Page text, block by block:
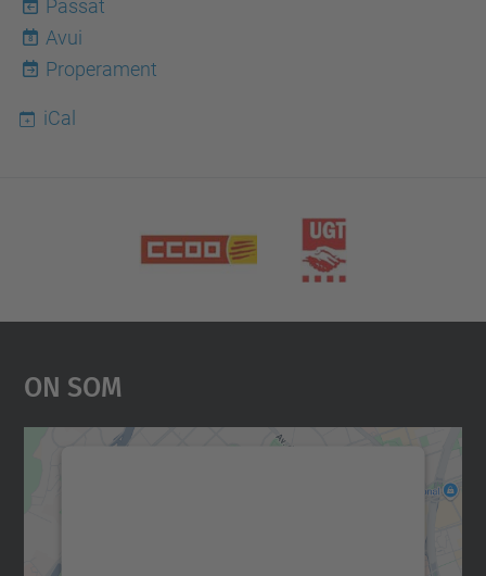
Passat
8
Avui
Properament
iCal
On Som